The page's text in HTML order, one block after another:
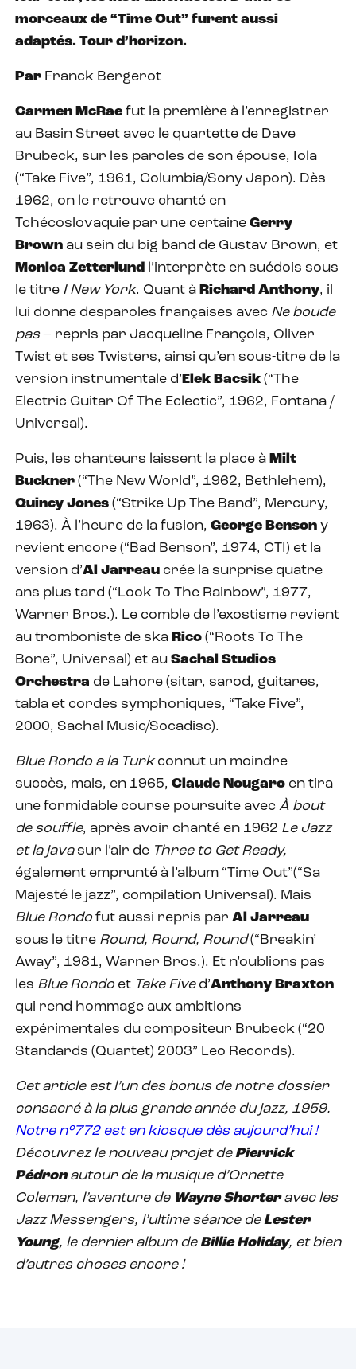
morceaux de “Time Out” furent aussi
adaptés. Tour d’horizon.
Par Franck Bergerot
Carmen McRae fut la première à l’enregistrer
au Basin Street avec le quartette de Dave
Brubeck, sur les paroles de son épouse, Iola
(“Take Five”, 1961, Columbia/Sony Japon). Dès
1962, on le retrouve chanté en
Tchécoslovaquie par une certaine Gerry
Brown au sein du big band de Gustav Brown, et
Monica Zetterlund l’interprète en suédois sous
le titre I New York. Quant à Richard Anthony, il
lui donne desparoles françaises avec Ne boude
pas– repris par Jacqueline François, Oliver
Twist et ses Twisters, ainsi qu’en sous-titre de la
version instrumentale d’Elek Bacsik (“The
Electric Guitar Of The Eclectic”, 1962, Fontana /
Universal).
Puis, les chanteurs laissent la place à Milt
Buckner (“The New World”, 1962, Bethlehem),
Quincy Jones (“Strike Up The Band”, Mercury,
1963). À l’heure de la fusion, George Benson y
revient encore (“Bad Benson”, 1974, CTI) et la
version d’Al Jarreau crée la surprise quatre
ans plus tard (“Look To The Rainbow”, 1977,
Warner Bros.). Le comble de l’exostisme revient
au tromboniste de ska Rico (“Roots To The
Bone”, Universal) et au Sachal Studios
Orchestra de Lahore (sitar, sarod, guitares,
tabla et cordes symphoniques, “Take Five”,
2000, Sachal Music/Socadisc).
Blue Rondo a la Turkconnut un moindre
succès, mais, en 1965, Claude Nougaro en tira
une formidable course poursuite avec À bout
de souffle, après avoir chanté en 1962 Le Jazz
et la java sur l’air de Three to Get Ready,
également emprunté à l’album “Time Out”(“Sa
Majesté le jazz”, compilation Universal). Mais
Blue Rondofut aussi repris par Al Jarreau
sous le titre Round, Round, Round(“Breakin’
Away”, 1981, Warner Bros.). Et n’oublions pas
les Blue Rondo et Take Fived’Anthony Braxton
qui rend hommage aux ambitions
expérimentales du compositeur Brubeck (“20
Standards (Quartet) 2003” Leo Records).
Cet article est l’un des bonus de notre dossier
consacré à la plus grande année du jazz, 1959.
Notre n°772 est en kiosque dès aujourd’hui !
Découvrez le nouveau projet dePierrick
Pédronautour de la musique d’Ornette
Coleman, l’aventure de Wayne Shorteravec les
Jazz Messengers, l’ultime séance deLester
Young, le dernier album deBillie Holiday, et bien
d’autres choses encore !